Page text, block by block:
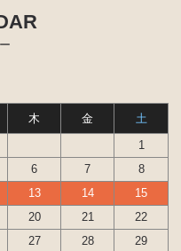
FX
ンダー クラッチレリ
ルキット など）
木 金
土
1
6 7
8
13 14
15
20 21
22
27 28
29